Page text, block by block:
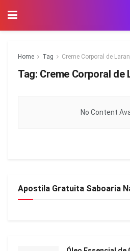
Home Tag Creme Corporal de
Tag: Creme Corporal de
No Content
Apostila Gratuita Saboaria